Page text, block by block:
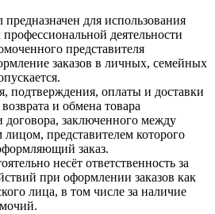
для использования
деятельности
представителя
заказов в личных, семейных
подтверждения, оплаты и доставки
и обмена товара
договора, заключенного между
представителем которого
заказ.
несёт ответственность за
при оформлении заказов как
лица, в том числе за наличие